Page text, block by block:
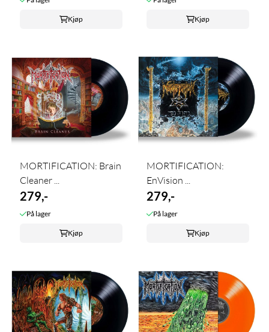
Kjøp Kjøp
MORTIFICATION: Brain
Cleaner ...
279,-
På lager
Kjøp
MORTIFICATION:
EnVision ...
279,-
På lager
Kjøp